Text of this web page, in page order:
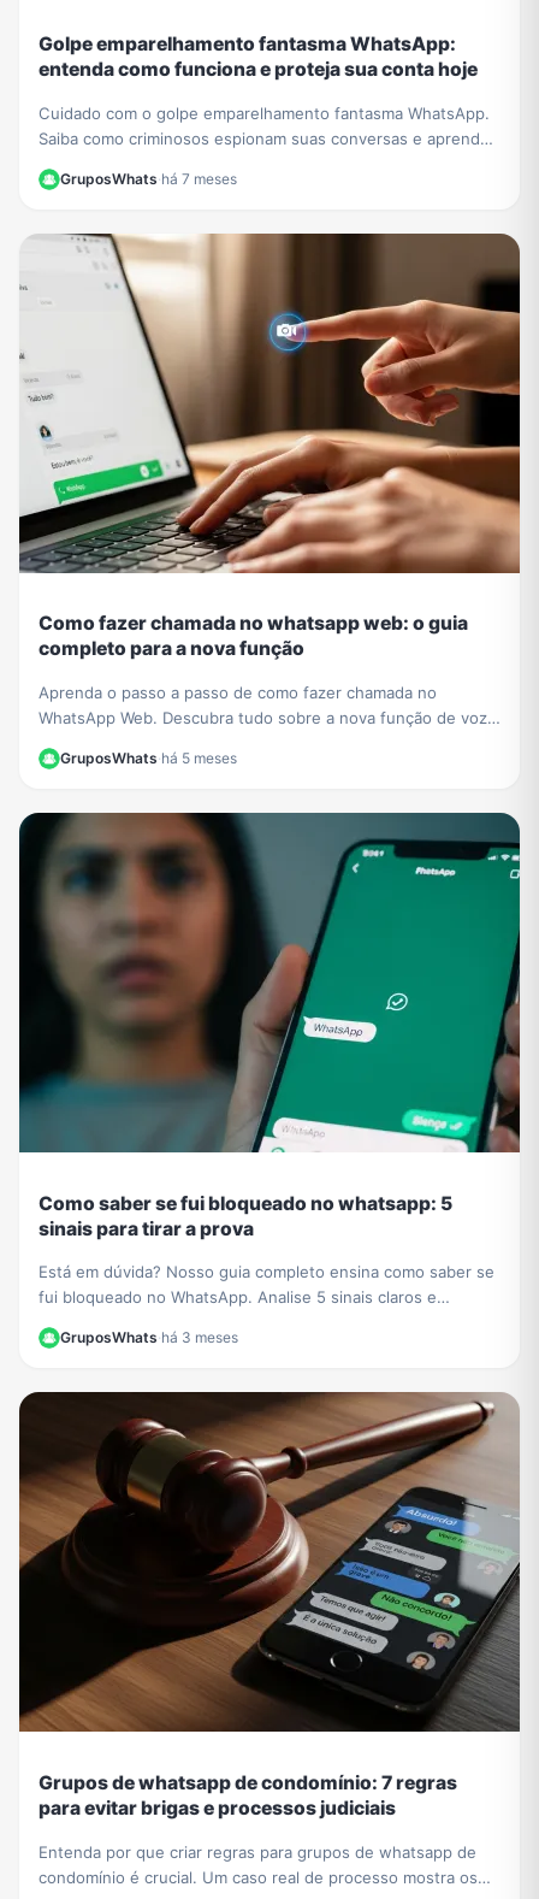
Golpe emparelhamento fantasma WhatsApp:
entenda como funciona e proteja sua conta hoje
Cuidado com o golpe emparelhamento fantasma WhatsApp.
Saiba como criminosos espionam suas conversas e aprenda
GruposWhats·há 7 meses
Como fazer chamada no whatsapp web: o guia
completo para a nova função
Aprenda o passo a passo de como fazer chamada no
WhatsApp Web. Descubra tudo sobre a nova função de voz
GruposWhats·há 5 meses
Como saber se fui bloqueado no whatsapp: 5
sinais para tirar a prova
Está em dúvida? Nosso guia completo ensina como saber se
fui bloqueado no WhatsApp. Analise 5 sinais claros e
descubra o método definitivo para confirmar.
GruposWhats·há 3 meses
Grupos de whatsapp de condomínio: 7 regras
para evitar brigas e processos judiciais
Entenda por que criar regras para grupos de whatsapp de
condomínio é crucial. Um caso real de processo mostra os